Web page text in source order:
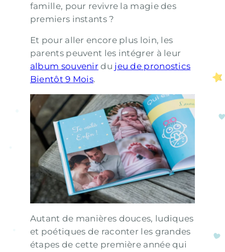
famille, pour revivre la magie des
premiers instants ?
Et pour aller encore plus loin, les
parents peuvent les intégrer à leur
album souvenir du jeu de pronostics
Bientôt 9 Mois.
Autant de manières douces, ludiques
et poétiques de raconter les grandes
étapes de cette première année qui